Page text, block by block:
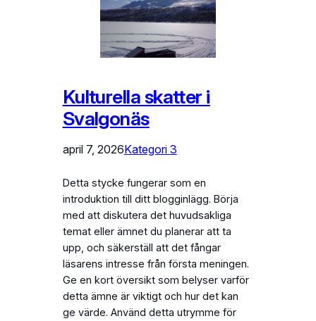
Kulturella skatter i
Svalgonäs
april 7, 2026Kategori 3
Detta stycke fungerar som en
introduktion till ditt blogginlägg. Börja
med att diskutera det huvudsakliga
temat eller ämnet du planerar att ta
upp, och säkerställ att det fångar
läsarens intresse från första meningen.
Ge en kort översikt som belyser varför
detta ämne är viktigt och hur det kan
ge värde. Använd detta utrymme för